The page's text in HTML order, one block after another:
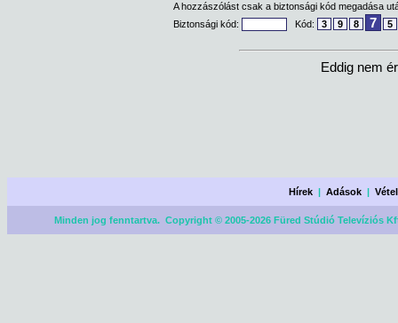
A hozzászólást csak a biztonsági kód megadása
Biztonsági kód:
Kód: 3 9 8 7 5
Eddig nem
Hírek |Adások |
Minden jog fenntartva. Copyright © 2005-2026 Füred Stúdió Televíziós